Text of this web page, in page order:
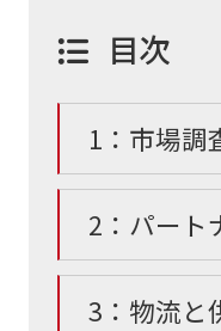
目次
1：市場調
2：パート
3：物流と